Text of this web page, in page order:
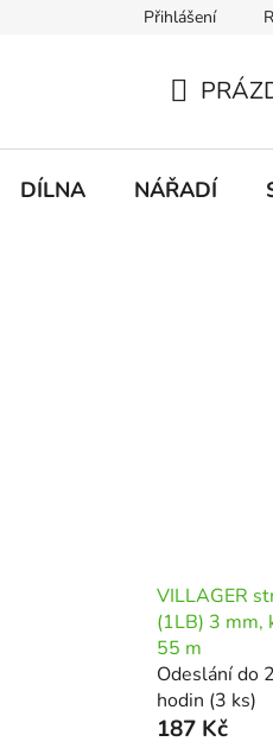
Doprava a platbaPřihlášení
KOŠÍK
DÍLNA NÁŘADÍ
VILLAGER
(1LB) 3 mm,
55 m
Odeslání do
hodin (3 ks)
187 Kč